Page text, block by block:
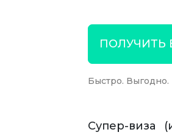
ПОЛУЧИТЬ
Быстро.
Супер-виза